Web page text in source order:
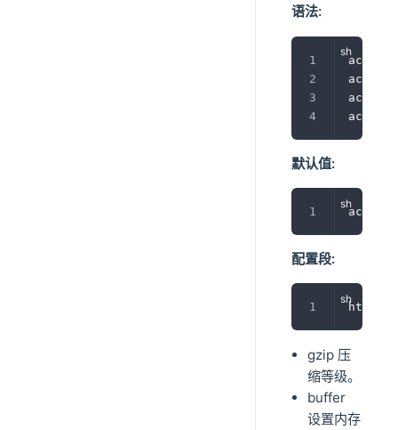
语法:
默认值:
配置段:
http,
gzip 压
缩等级。
buffer
设置内存